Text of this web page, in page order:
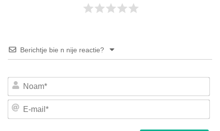
Berichtje bie n nije reactie?
E-